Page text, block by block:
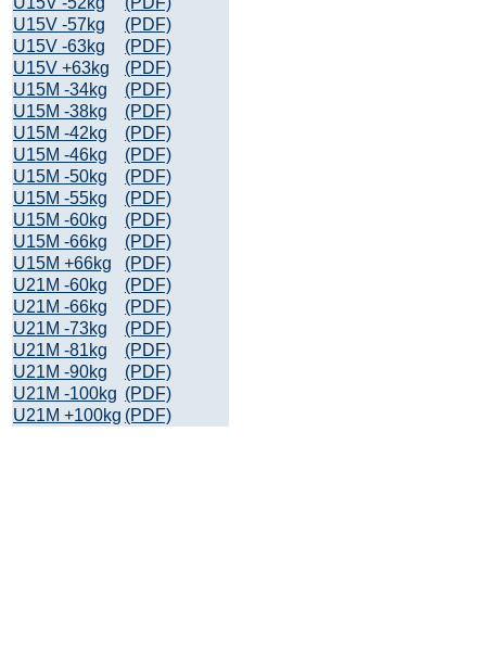
U15V -57kg
(PDF)
U15V -63kg
(PDF)
U15V +63kg
(PDF)
U15M -34kg
(PDF)
U15M -38kg
(PDF)
U15M -42kg
(PDF)
U15M -46kg
(PDF)
U15M -50kg
(PDF)
U15M -55kg
(PDF)
U15M -60kg
(PDF)
U15M -66kg
(PDF)
U15M +66kg
(PDF)
U21M -60kg
(PDF)
U21M -66kg
(PDF)
U21M -73kg
(PDF)
U21M -81kg
(PDF)
U21M -90kg
(PDF)
U21M -100kg (PDF)
U21M +100kg (PDF)